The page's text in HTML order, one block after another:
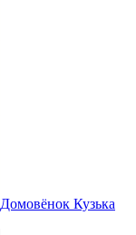
Домовёнок Кузька